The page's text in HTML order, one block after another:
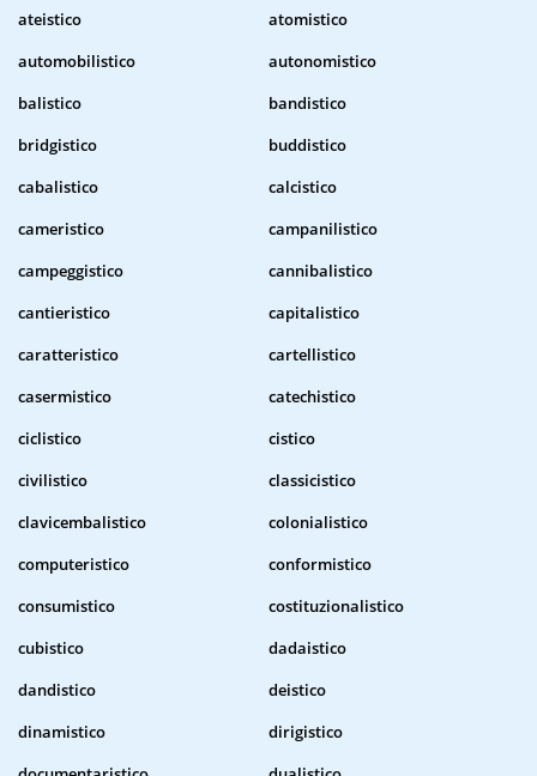
ateistico
atomistico
automobilistico
autonomistico
balistico
bandistico
bridgistico
buddistico
cabalistico
calcistico
cameristico
campanilistico
campeggistico
cannibalistico
cantieristico
capitalistico
caratteristico
cartellistico
casermistico
catechistico
ciclistico
cistico
civilistico
classicistico
clavicembalistico
colonialistico
computeristico
conformistico
consumistico
costituzionalistico
cubistico
dadaistico
dandistico
deistico
dinamistico
dirigistico